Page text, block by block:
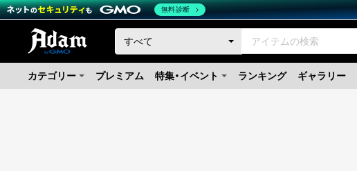
カテゴリー プレミアム 特集・イベント ランキング ギャラリー
無料診断